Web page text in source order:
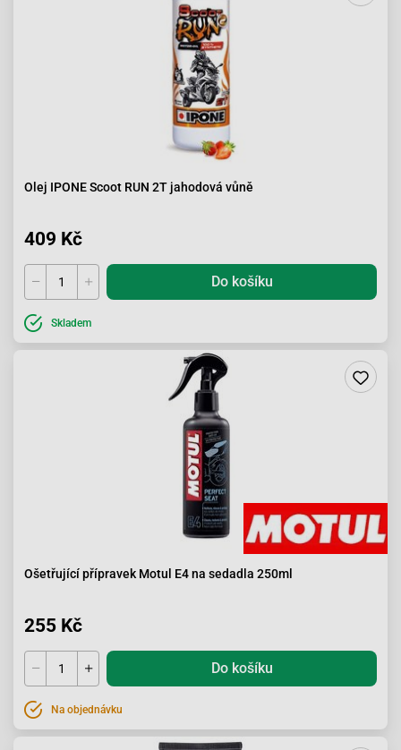
Olej IPONE Scoot RUN 2T jahodová vůně
409 Kč
Do košíku
Skladem
Ošetřující přípravek Motul E4 na sedadla 250ml
255 Kč
Do košíku
Na objednávku